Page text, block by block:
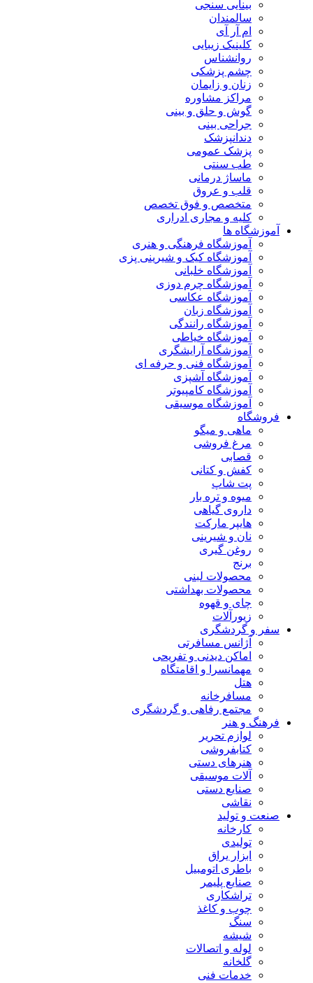
بینایی سنجی
سالمندان
ام آر آی
کلینیک زیبایی
روانشناس
چشم پزشکی
زنان و زایمان
مراکز مشاوره
گوش و حلق و بینی
جراحی بینی
دندانپزشک
پزشک عمومی
طب سنتی
ماساژ درمانی
قلب و عروق
متخصص و فوق تخصص
کلیه و مجاری ادراری
آموزشگاه ها
آموزشگاه فرهنگی و هنری
آموزشگاه کیک و شیرینی پزی
آموزشگاه خلبانی
آموزشگاه چرم دوزی
آموزشگاه عکاسی
آموزشگاه زبان
آموزشگاه رانندگی
آموزشگاه خیاطی
آموزشگاه آرایشگری
آموزشگاه فنی و حرفه ای
آموزشگاه آشپزی
آموزشگاه کامپیوتر
آموزشگاه موسیقی
فروشگاه
ماهی و میگو
مرغ فروشی
قصابی
کفش و کتانی
پت شاپ
میوه و تره بار
داروی گیاهی
هایپر مارکت
نان و شیرینی
روغن گیری
برنج
محصولات لبنی
محصولات بهداشتی
چای و قهوه
زیورآلات
سفر و گردشگری
آژانس مسافرتی
اماکن دیدنی و تفریحی
مهمانسرا و اقامتگاه
هتل
مسافرخانه
مجتمع رفاهی و گردشگری
فرهنگ و هنر
لوازم تحریر
کتابفروشی
هنرهای دستی
آلات موسیقی
صنایع دستی
نقاشی
صنعت و تولید
کارخانه
تولیدی
ابزار یراق
باطری اتومبیل
صنایع پلیمر
تراشکاری
چوب و کاغذ
سنگ
شیشه
لوله و اتصالات
گلخانه
خدمات فنی